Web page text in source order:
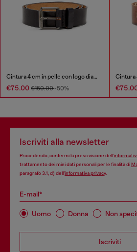
Cintura 4 cm in pelle con logo diagonale
€75.00 €150.00-50%
Cintura
Iscriviti alla newsletter
Procedendo, confermi la presa visione dell’
trattamento dei miei dati personali per le finalità di
paragrafo 3.1, d) dell’informativa privacy.
E-mail*
Uomo Donna Non
Iscriviti